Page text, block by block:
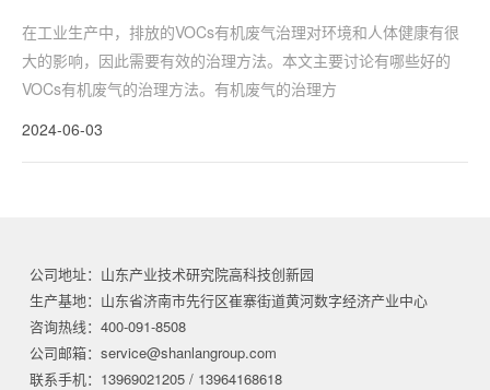
在工业生产中，排放的VOCs有机废气治理对环境和人体健康有很
大的影响，因此需要有效的治理方法。本文主要讨论有哪些好的
VOCs有机废气的治理方法。有机废气的治理方
2024-06-03
公司地址：山东产业技术研究院高科技创新园
生产基地：山东省济南市先行区崔寨街道黄河数字经济产业中心
咨询热线：400-091-8508
公司邮箱：service@shanlangroup.com
联系手机：13969021205 / 13964168618